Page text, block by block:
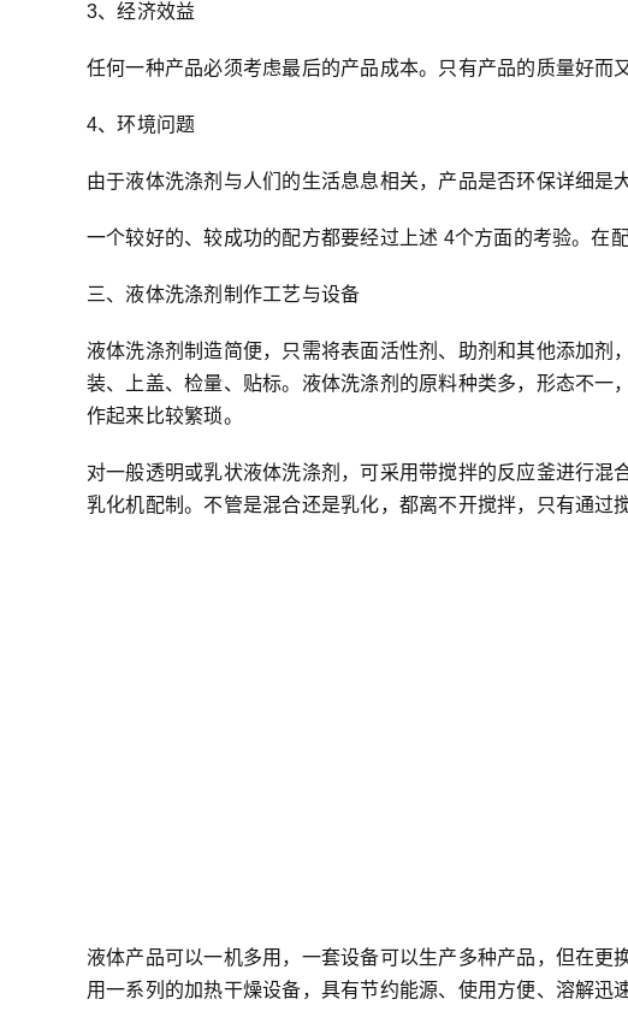
3、经济效益
任何一种产品必须考虑最后的产品成本。只有产品的质量好而
4、环境问题
由于液体洗涤剂与人们的生活息息相关，产品是否环保详细是
一个较好的、较成功的配方都要经过上述 4个方面的考验。在
三、液体洗涤剂制作工艺与设备
液体洗涤剂制造简便，只需将表面活性剂、助剂和其他添加
装、上盖、检量、贴标。液体洗涤剂的原料种类多，形态不
作起来比较繁琐。
对一般透明或乳状液体洗涤剂，可采用带搅拌的反应釜进行
乳化机配制。不管是混合还是乳化，都离不开搅拌，只有通过
液体产品可以一机多用，一套设备可以生产多种产品，但在
用一系列的加热干燥设备，具有节约能源、使用方便、溶解